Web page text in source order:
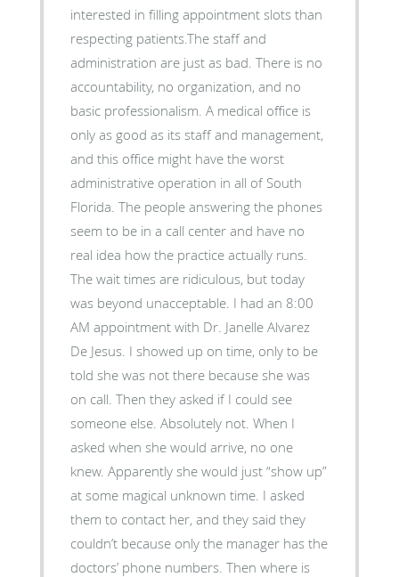
interested in filling appointment slots than
respecting patients.The staff and
administration are just as bad. There is no
accountability, no organization, and no
basic professionalism. A medical office is
only as good as its staff and management,
and this office might have the worst
administrative operation in all of South
Florida. The people answering the phones
seem to be in a call center and have no
real idea how the practice actually runs.
The wait times are ridiculous, but today
was beyond unacceptable. I had an 8:00
AM appointment with Dr. Janelle Alvarez
De Jesus. I showed up on time, only to be
told she was not there because she was
on call. Then they asked if I could see
someone else. Absolutely not. When I
asked when she would arrive, no one
knew. Apparently she would just “show up”
at some magical unknown time. I asked
them to contact her, and they said they
couldn’t because only the manager has the
doctors’ phone numbers. Then where is